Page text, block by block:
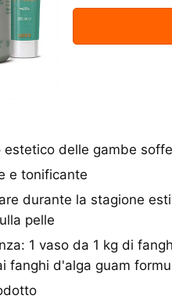
estetico delle gambe
e tonificante
durante la stagione
pelle
1 vaso da 1 kg di
fanghi d'alga guam